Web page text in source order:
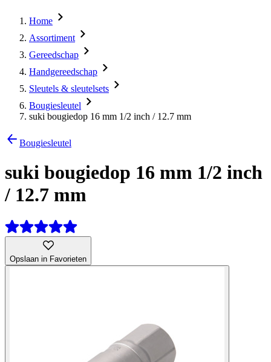
Home
Assortiment
Gereedschap
Handgereedschap
Sleutels & sleutelsets
Bougiesleutel
suki bougiedop 16 mm 1/2 inch / 12.7 mm
Bougiesleutel
suki bougiedop 16 mm 1/2 inch
/ 12.7 mm
Opslaan in Favorieten